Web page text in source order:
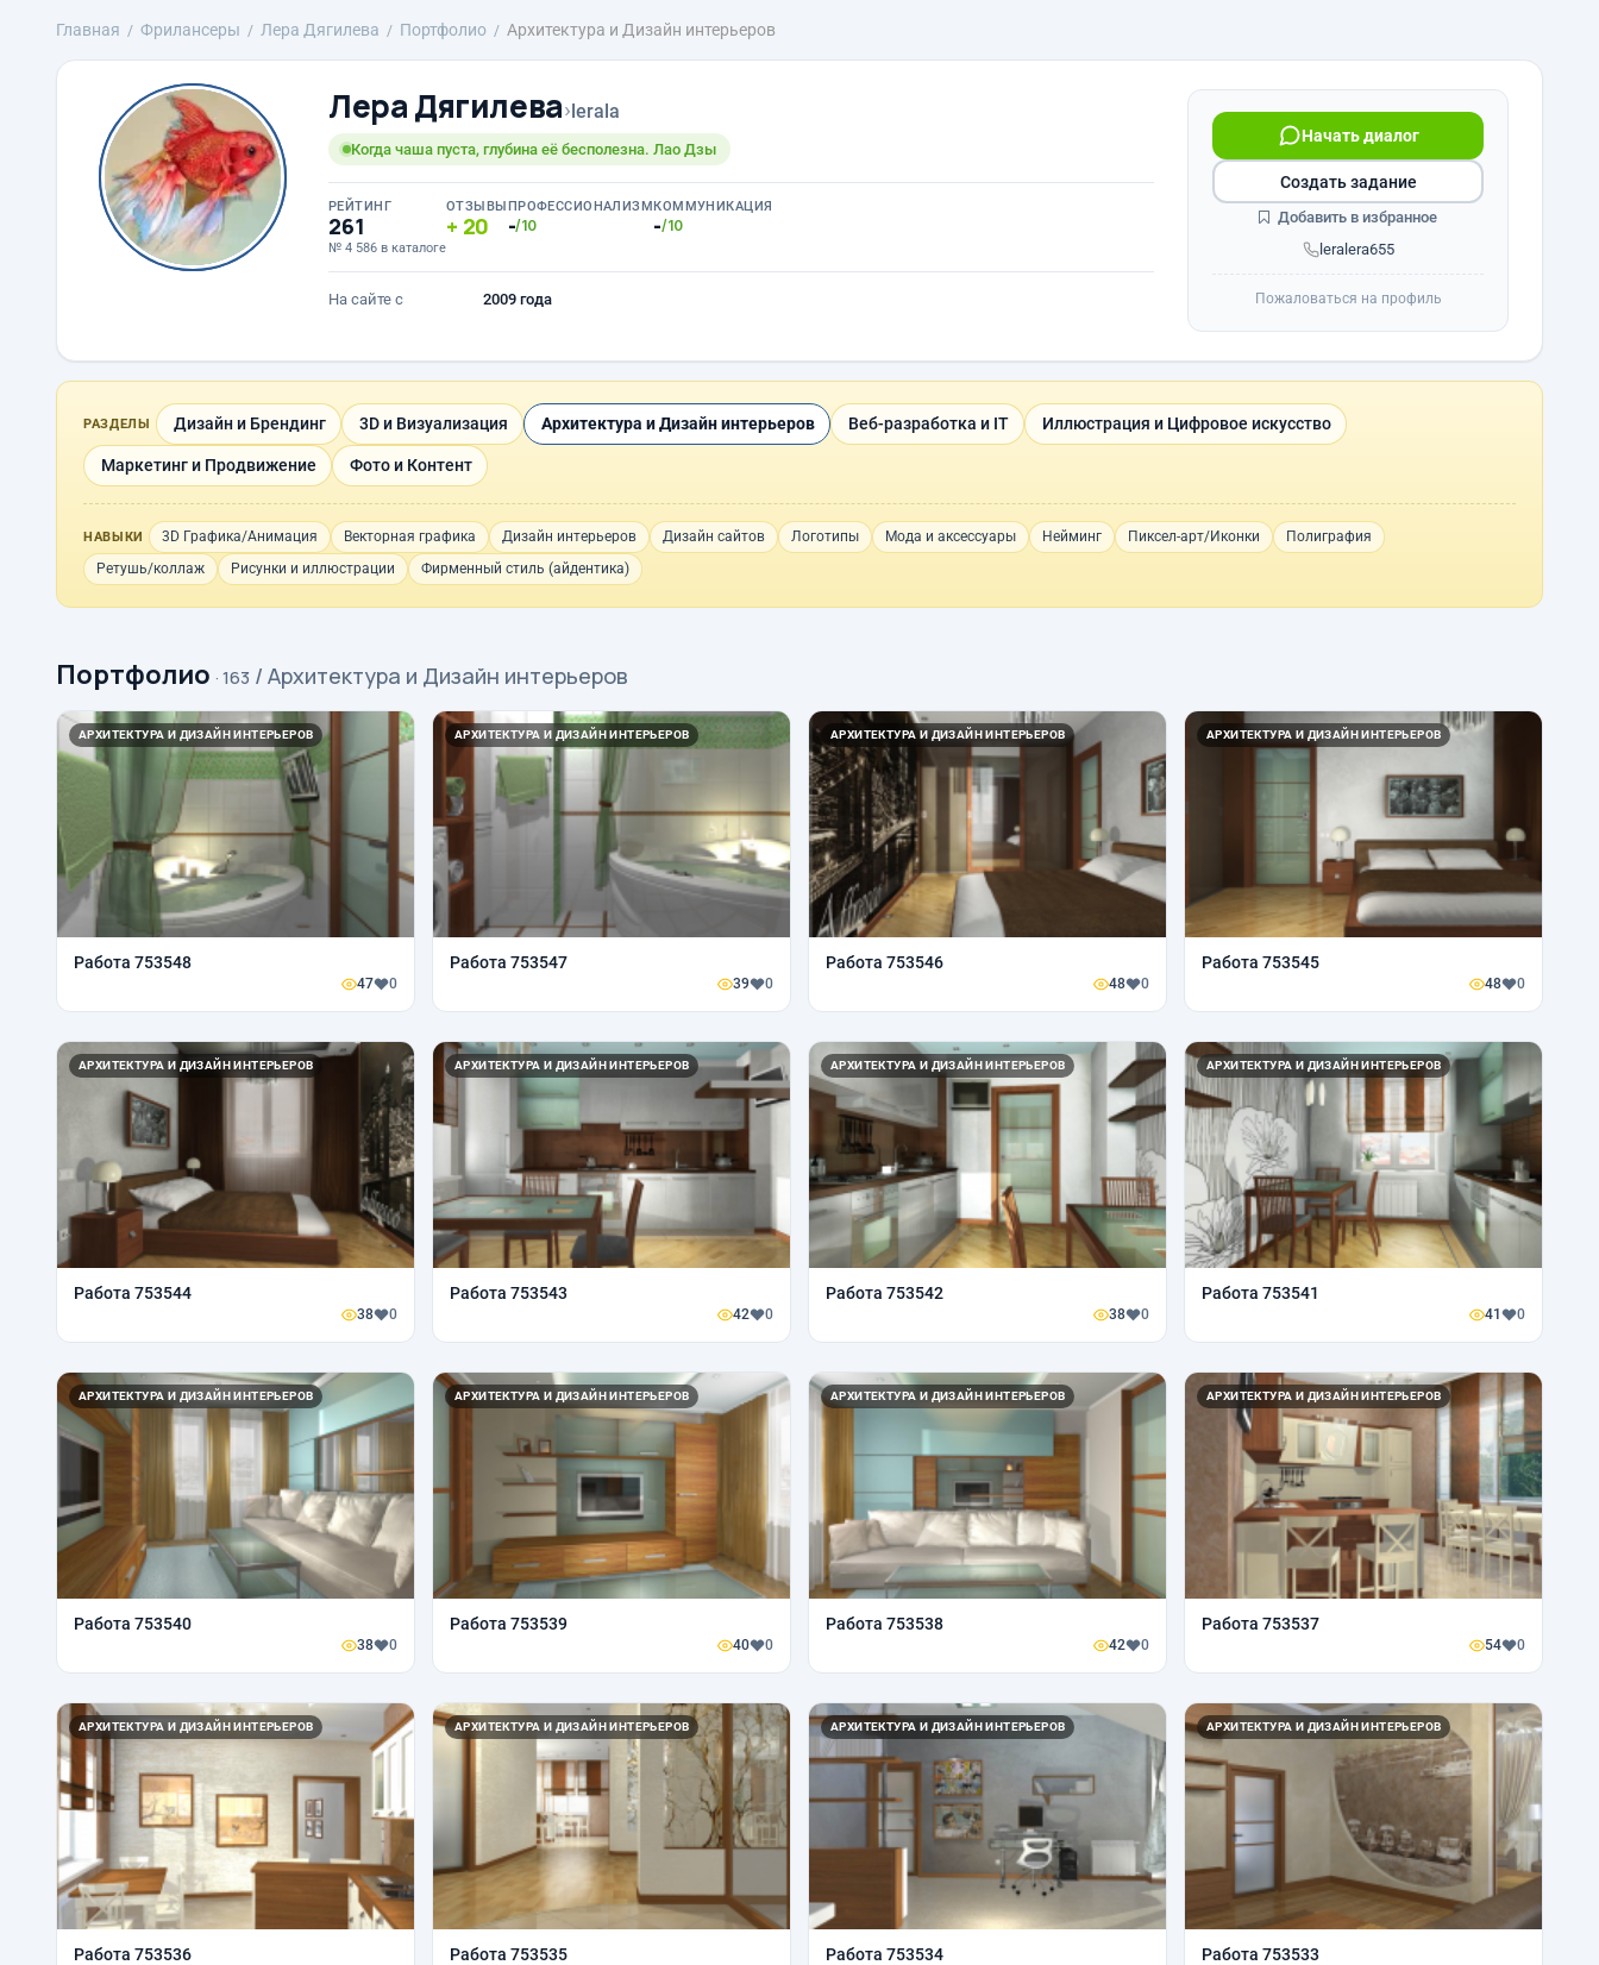
Главная Фрилансеры Лера Дягилева Портфолио Архитектура и Дизайн интерьеров
Лера Дягилева›lerala
Когда чаша пуста, глубина её бесполезна. Лао Дзы
РЕЙТИНГ
261
№ 4 586 в каталоге
ОТЗЫВЫ
20
ПРОФЕССИОНАЛИЗМ
-/10
КОММУНИКАЦИЯ
-/10
На сайте с 2009 года
leralera655
Начать диалог
Создать задание
Добавить в избранное
Пожаловаться на профиль
РАЗДЕЛЫ Дизайн и Брендинг 3D и Визуализация Архитектура и Дизайн интерьеров Веб-разработка и IT Иллюстрация и Цифровое искусство
Маркетинг и Продвижение Фото и Контент
НАВЫКИ 3D Графика/Анимация Векторная графика Дизайн интерьеров Дизайн сайтов Логотипы Мода и аксессуары Нейминг Пиксел-арт/Иконки
Полиграфия
Ретушь/коллаж
Рисунки и иллюстрации Фирменный стиль (айдентика)
Портфолио · 163 / Архитектура и Дизайн интерьеров
АРХИТЕКТУРА И ДИЗАЙН ИНТЕРЬЕРОВ
Работа 753548
47 0
АРХИТЕКТУРА И ДИЗАЙН ИНТЕРЬЕРОВ
Работа 753547
39 0
АРХИТЕКТУРА И ДИЗАЙН ИНТЕРЬЕРОВ
Работа 753546
48 0
АРХИТЕКТУРА И ДИЗАЙН ИНТЕРЬЕРОВ
Работа 753545
48 0
АРХИТЕКТУРА И ДИЗАЙН ИНТЕРЬЕРОВ
Работа 753544
38 0
АРХИТЕКТУРА И ДИЗАЙН ИНТЕРЬЕРОВ
Работа 753543
42 0
АРХИТЕКТУРА И ДИЗАЙН ИНТЕРЬЕРОВ
Работа 753542
38 0
АРХИТЕКТУРА И ДИЗАЙН ИНТЕРЬЕРОВ
Работа 753541
41 0
АРХИТЕКТУРА И ДИЗАЙН ИНТЕРЬЕРОВ
Работа 753540
38 0
АРХИТЕКТУРА И ДИЗАЙН ИНТЕРЬЕРОВ
Работа 753539
40 0
АРХИТЕКТУРА И ДИЗАЙН ИНТЕРЬЕРОВ
Работа 753538
42 0
АРХИТЕКТУРА И ДИЗАЙН ИНТЕРЬЕРОВ
Работа 753537
54 0
АРХИТЕКТУРА И ДИЗАЙН ИНТЕРЬЕРОВ
Работа 753536
АРХИТЕКТУРА И ДИЗАЙН ИНТЕРЬЕРОВ
Работа 753535
АРХИТЕКТУРА И ДИЗАЙН ИНТЕРЬЕРОВ
Работа 753534
АРХИТЕКТУРА И ДИЗАЙН ИНТЕРЬЕРОВ
Работа 753533